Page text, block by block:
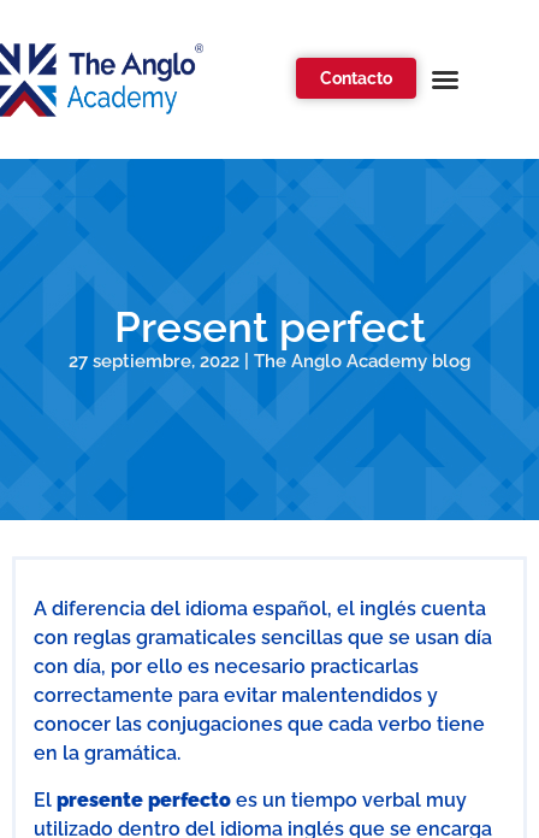
Contacto
Present perfect
27 septiembre, 2022 | The Anglo Academy blog
A diferencia del idioma español, el inglés cuenta
con reglas gramaticales sencillas que se usan día
con día, por ello es necesario practicarlas
correctamente para evitar malentendidos y
conocer las conjugaciones que cada verbo tiene
en la gramática.
El presente perfecto es un tiempo verbal muy
utilizado dentro del idioma inglés que se encarga